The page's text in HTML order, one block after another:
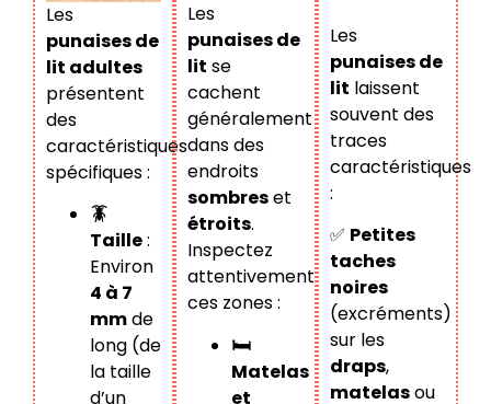
Les
punaises de
lit adultes
présentent
des
caractéristiques
spécifiques :
🪳
Taille:
Environ
4 à 7
mmde
long (de
la taille
d’un
Les
punaises de
lit se
cachent
généralement
dans des
endroits
sombreset
étroits.
Inspectez
attentivement
ces zones :
🛏️
Matelas
et
Les
punaises de
lit laissent
souvent des
traces
caractéristiques
:
✅ Petites
taches
noires
(excréments)
sur les
draps,
matelasou